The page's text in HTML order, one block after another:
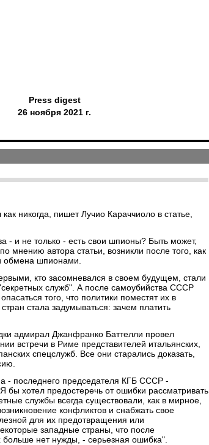
Press digest
26 ноября 2021 г.
никогда, пишет Лучио Караччиоло в статье,
- и не только - есть свои шпионы? Быть может,
мнению автора статьи, возникли после того, как
обмена шпионами.
кто засомневался в своем будущем, стали
служб". А после самоубийства СССР
того, что политики поместят их в
стала задумываться: зачем платить
адмирал Джанфранко Баттелли провел
встречи в Риме представителей итальянских,
спецслужб. Все они старались доказать,
- последнего председателя КГБ СССР -
бы хотел предостеречь от ошибки рассматривать
службы всегда существовали, как в мирное,
конфликтов и снабжать свое
для их предотвращения или
западные страны, что после
больше нет нужды, - серьезная ошибка".